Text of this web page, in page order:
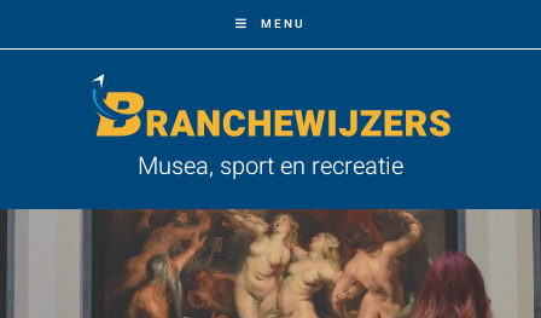
MENU
Musea, sport en recreatie